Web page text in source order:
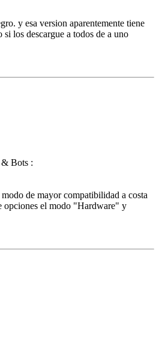
y esa version aparentemente tiene
los descargue a todos de a uno
& Bots :
de mayor compatibilidad a costa
opciones el modo "Hardware" y